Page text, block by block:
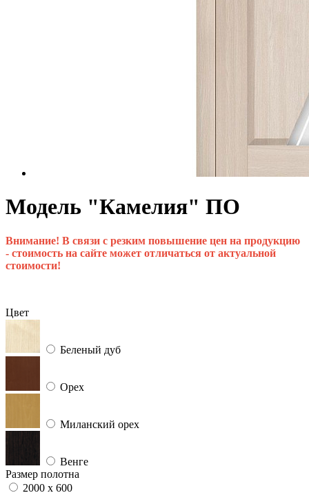
Модель "Камелия" ПО
Внимание! В связи с резким повышение цен на продукцию
- стоимость на сайте может отличаться от актуальной
стоимости!
Цвет
Беленый дуб
Орех
Миланский орех
Венге
Размер полотна
2000 x 600